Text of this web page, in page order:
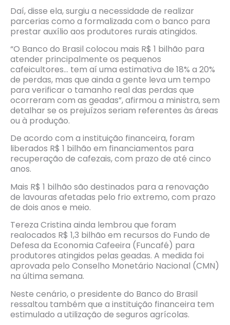
Daí, disse ela, surgiu a necessidade de realizar
parcerias como a formalizada com o banco para
prestar auxílio aos produtores rurais atingidos.
“O Banco do Brasil colocou mais R$ 1 bilhão para
atender principalmente os pequenos
cafeicultores… tem aí uma estimativa de 18% a 20%
de perdas, mas que ainda a gente leva um tempo
para verificar o tamanho real das perdas que
ocorreram com as geadas”, afirmou a ministra, sem
detalhar se os prejuízos seriam referentes às áreas
ou à produção.
De acordo com a instituição financeira, foram
liberados R$ 1 bilhão em financiamentos para
recuperação de cafezais, com prazo de até cinco
anos.
Mais R$ 1 bilhão são destinados para a renovação
de lavouras afetadas pelo frio extremo, com prazo
de dois anos e meio.
Tereza Cristina ainda lembrou que foram
realocados R$ 1,3 bilhão em recursos do Fundo de
Defesa da Economia Cafeeira (Funcafé) para
produtores atingidos pelas geadas. A medida foi
aprovada pelo Conselho Monetário Nacional (CMN)
na última semana.
Neste cenário, o presidente do Banco do Brasil
ressaltou também que a instituição financeira tem
estimulado a utilização de seguros agrícolas.